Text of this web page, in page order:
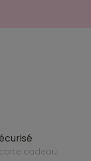
cadeau